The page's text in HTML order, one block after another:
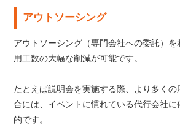
アウトソーシング
アウトソーシング（専門会社への委託）
用工数の大幅な削減が可能です。
たとえば説明会を実施する際、より多く
合には、イベントに慣れている代行会社
的です。